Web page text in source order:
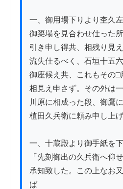
一、御用場下りより杢久
御簗場を見合わせ仕った
引き申し得共、相残り見
流失仕るべく、石垣十五
御座候え共、これもその□
相見え申さず。その外は
川原に相成った段、御鷹
植田久兵衛に頼み申し上
一、十蔵殿より御手紙を
「先刻御出の久兵衛へ仰
承知致した。この上なお
ば